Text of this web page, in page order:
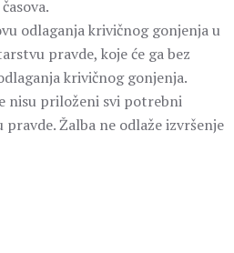
odlaganja krivičnog gonjenja u
pravde, koje će ga bez
krivičnog gonjenja.
nisu priloženi svi potrebni
Žalba ne odlaže izvršenje